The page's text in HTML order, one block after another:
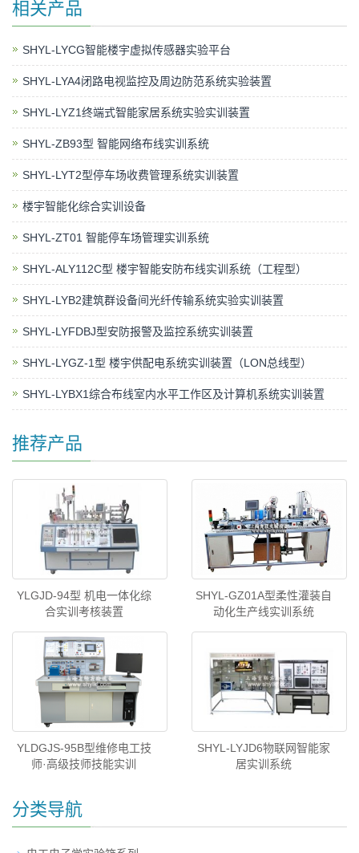
相关产品
SHYL-LYCG智能楼宇虚拟传感器实验平台
SHYL-LYA4闭路电视监控及周边防范系统实验装置
SHYL-LYZ1终端式智能家居系统实验实训装置
SHYL-ZB93型 智能网络布线实训系统
SHYL-LYT2型停车场收费管理系统实训装置
楼宇智能化综合实训设备
SHYL-ZT01 智能停车场管理实训系统
SHYL-ALY112C型 楼宇智能安防布线实训系统（工程型）
SHYL-LYB2建筑群设备间光纤传输系统实验实训装置
SHYL-LYFDBJ型安防报警及监控系统实训装置
SHYL-LYGZ-1型 楼宇供配电系统实训装置（LON总线型）
SHYL-LYBX1综合布线室内水平工作区及计算机系统实训装置
推荐产品
YLGJD-94型 机电一体化综
合实训考核装置
SHYL-GZ01A型柔性灌装自
动化生产线实训系统
YLDGJS-95B型维修电工技
师·高级技师技能实训
SHYL-LYJD6物联网智能家
居实训系统
分类导航